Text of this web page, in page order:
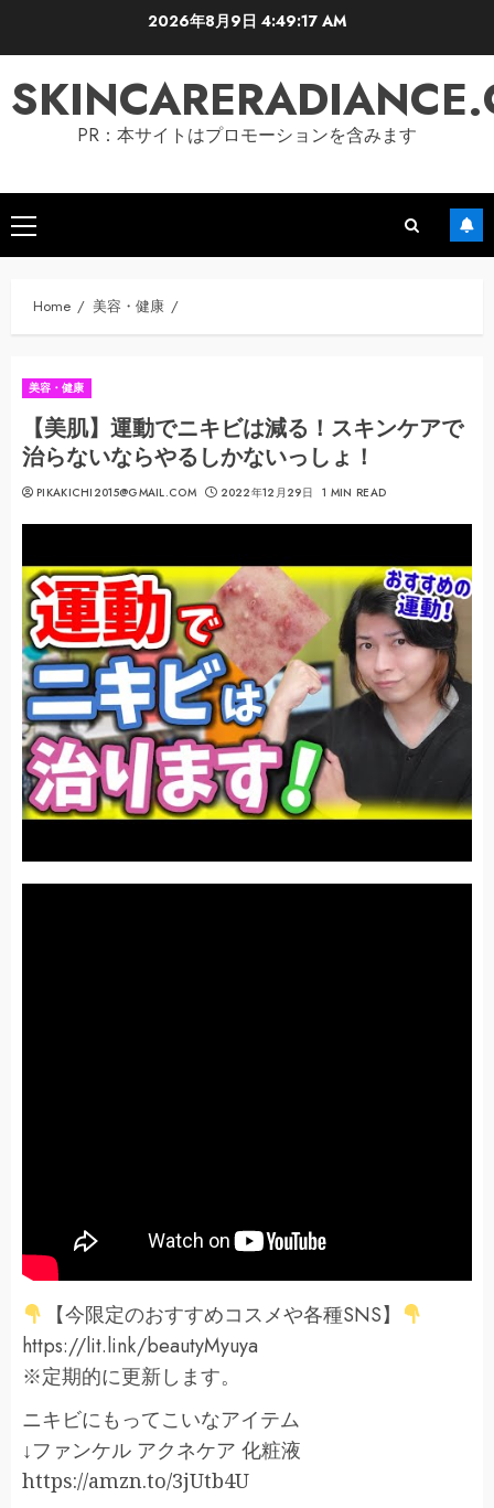
2026年8月9日 4:49:18 AM
PR：本サイトはプロモーションを含みます
Primary
Menu
Home 美容・健康
美容・健康
【美肌】運動でニキビは減る！スキンケアで
治らないならやるしかないっしょ！
PIKAKICHI2015@GMAIL.COM 2022年12月29日 1 MIN READ
【今限定のおすすめコスメや各種SNS】
https://lit.link/beautyMyuya
※定期的に更新します。
ニキビにもってこいなアイテム
↓ファンケル アクネケア 化粧液
https://amzn.to/3jUtb4U